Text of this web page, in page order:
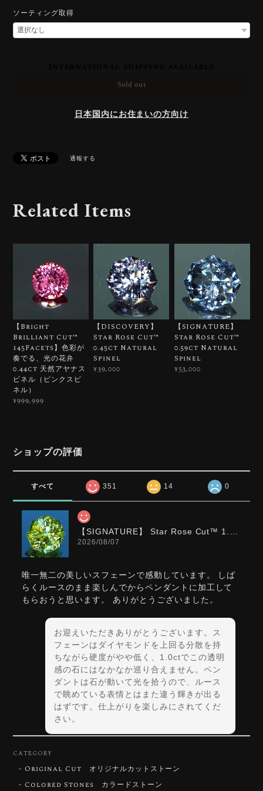
ソーティング取得
Sold out
日本国内にお住まいの方向け
通報する
Related Items
【Bright
Brilliant Cut™️
145Facets】色彩が
奏でる、光の花弁
0.44ct 天然アヤナス
ピネル（ピンクスピ
ネル）
¥999,999
【DISCOVERY】
Star Rose Cut™️
0.45ct Natural
Spinel
¥39,000
【SIGNATURE】
Star Rose Cut™️
0.59ct Natural
Spinel
¥53,000
ショップの評価
すべて 351 14 0
【SIGNATURE】 Star Rose Cut™️ 1.0ct Natural Green Sphene
2026/08/07
唯一無二の美しいスフェーンで感動しています。 しば
らくルースのまま楽しんでからペンダントに加工して
もらおうと思います。 ありがとうございました。
お迎えいただきありがとうございます。ス
フェーンはダイヤモンドを上回る分散を持
ちながら硬度がやや低く、1.0ctでこの透明
感の石にはなかなか巡り合えません。ペン
ダントは石が動いて光を拾うので、ルース
で眺めている表情とはまた違う輝きが出る
はずです。仕上がりを楽しみにされてくだ
さい。
2026/07/30
CATEGORY
Original Cut オリジナルカットストーン
Colored Stones カラードストーン